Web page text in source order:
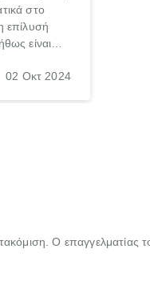
στο
επίλυσή
είναι
τις
02 Οκτ 2024
Ο επαγγελματίας